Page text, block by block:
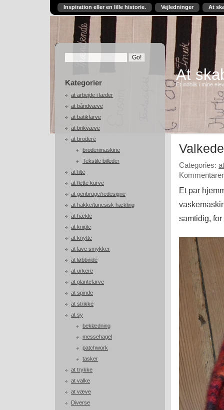
Inspiration eller en lille historie. Vejledninger At
Kategorier
at arbejde i læder
at båndvæve
at batikfarve
at brikvæve
at brodere
broderimaskine
Tekstile billeder
at filte
at flette kurve
at genbruge/redesigne
at hakke/tunesisk hækling
at hækle
at kniple
at knytte
at lave smykker
at løbbinde
at orkere
at plantefarve
at spinde
at strikke
at sy
beklædning
messehagel
patchwork
tasker
at trykke
at valke
at væve
Diverse
At
Et indblik i mine
Categories:
Et par
samtidig,